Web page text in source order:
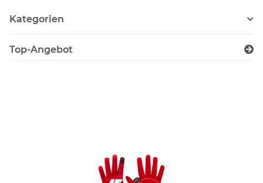
Kategorien
Top-Angebot